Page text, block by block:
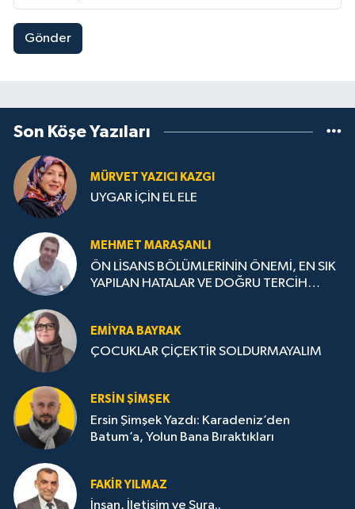
Gönder
Son Köşe Yazıları
MÜRVET YAZICI KAZGI
UYGAR İÇİN EL ELE
MEHMET MARAŞANLI
ÖN LİSANS BÖLÜMLERİNİN ÖNEMİ, EN SIK
YAPILAN HATALAR VE DOĞRU TERCİH
EMIYRA BAYRAK
ÇOCUKLAR ÇİÇEKTİR SOLDURMAYALIM
ERSIN ŞIMŞEK
Ersin Şimşek Yazdı: Karadeniz’den
Batum’a, Yolun Bana Bıraktıkları
FAKIR YILMAZ
İnsan, İletişim ve Şura..